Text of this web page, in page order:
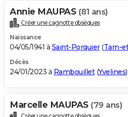
Annie MAUPAS (81 ans)
Créer une cagnotte obsèques
Naissance
04/05/1941 à Saint-Porquier(Tarn-
Décès
24/01/2023 à Rambouillet(Yvelines)
Marcelle MAUPAS (79 ans)